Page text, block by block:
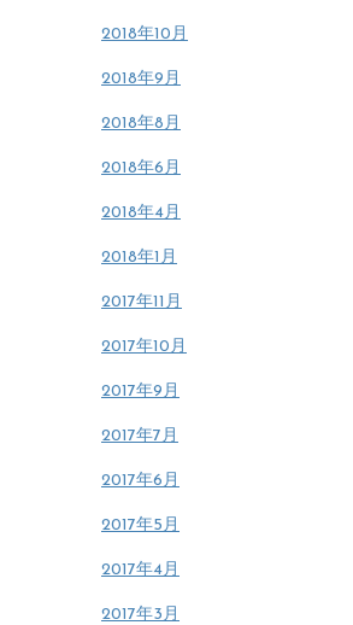
2018年10月
2018年9月
2018年8月
2018年6月
2018年4月
2018年1月
2017年11月
2017年10月
2017年9月
2017年7月
2017年6月
2017年5月
2017年4月
2017年3月